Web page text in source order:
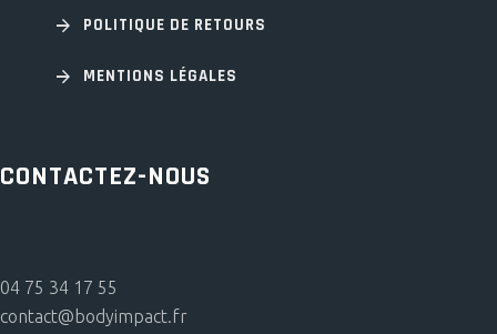
POLITIQUE DE RETOURS
MENTIONS LÉGALES
CONTACTEZ-NOUS
04 75 34 17 55
contact@bodyimpact.fr